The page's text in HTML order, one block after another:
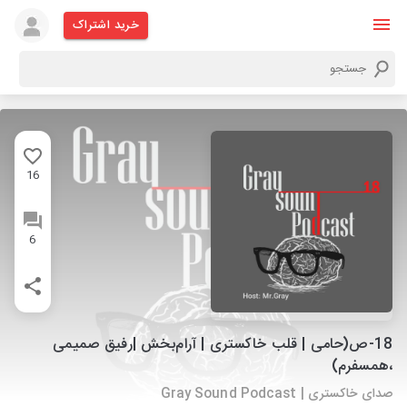
خرید اشتراک
16
6
18-ص(حامی | قلب خاکستری | آرام‌بخش |رفیق صمیمی
،همسفرم)
صدای خاکستری | Gray Sound Podcast